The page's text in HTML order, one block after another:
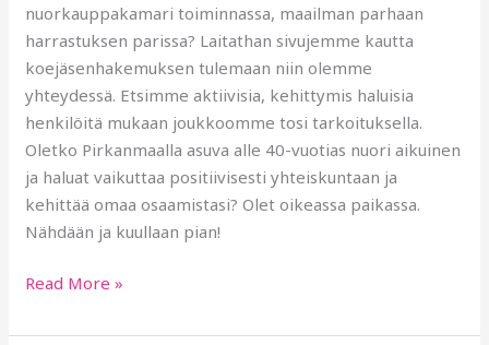
nuorkauppakamari toiminnassa, maailman parhaan
harrastuksen parissa? Laitathan sivujemme kautta
koejäsenhakemuksen tulemaan niin olemme
yhteydessä. Etsimme aktiivisia, kehittymis haluisia
henkilöitä mukaan joukkoomme tosi tarkoituksella.
Oletko Pirkanmaalla asuva alle 40-vuotias nuori aikuinen
ja haluat vaikuttaa positiivisesti yhteiskuntaan ja
kehittää omaa osaamistasi? Olet oikeassa paikassa.
Nähdään ja kuullaan pian!
Read More »